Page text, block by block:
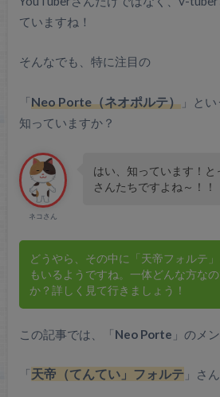
ていますね！
そんなでも、特に注目の
「Neo Porte（ネオポルテ）」とい
知っていますか？
ネコさん
はい、知っています！
さんたちですよね～！！
どうやら、その中に「天帝フォルテ
もいるようですね。一体どんな方な
か？詳しく見て行きましょう！
この記事では、「Neo Porte 」のメ
「天帝（てんてい」フォルテ」さ